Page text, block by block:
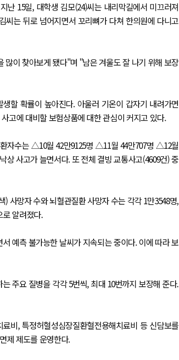
15일, 대학생 김모(24)씨는 내리막길에서 미끄러져
는 뒤로 넘어지면서 꼬리뼈가 다쳐 한의원에 다니고
이 찾아보게 됐다"며 "남은 겨울도 잘 나기 위해 보장
할 확률이 높아진다. 아울러 기온이 갑자기 내려가면
고에 대비할 보험상품에 대한 관심이 커지고 있다.
자수는 △10월 42만9125명 △11월 44만707명 △12월
상 사고가 늘면서다. 또 전체 결빙 교통사고(4609건) 중
) 사망자 수와 뇌혈관질환 사망자 수는 각각 1만3548명,
로 알려졌다.
예측 불가능한 날씨가 지속되는 중이다. 이에 따라 보
주요 질병을 각각 5번씩, 최대 10번까지 보장해 준다.
비, 특정허혈성심장질환혈전용해치료비 등 신담보를
제 제도를 운영한다.